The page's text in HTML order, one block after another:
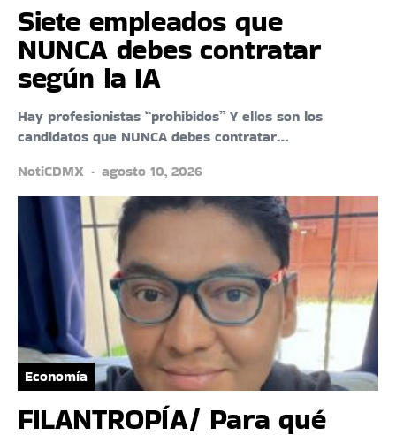
Siete empleados que
NUNCA debes contratar
según la IA
Hay profesionistas “prohibidos” Y ellos son los
candidatos que NUNCA debes contratar…
NotiCDMX
agosto 10, 2026
Economía
FILANTROPÍA/ Para qué